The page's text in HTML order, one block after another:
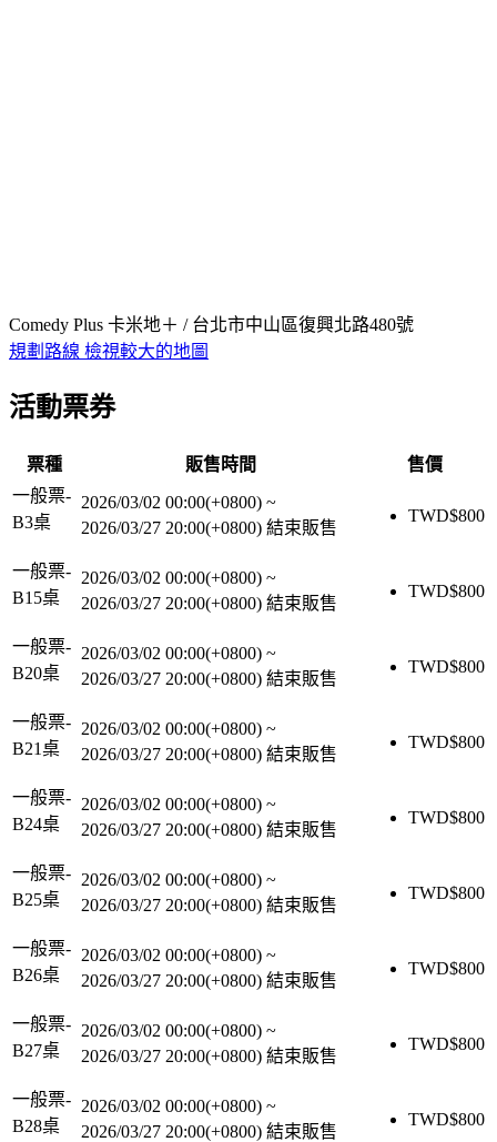
Comedy Plus 卡米地＋ / 台北市中山區復興北路480號
規劃路線 檢視較大的地圖
活動票券
票種 販售時間
售價
一般票-
B3桌
2026/03/02 00:00(+0800) ~
2026/03/27 20:00(+0800) 結束販售
TWD$800
一般票-
B15桌
2026/03/02 00:00(+0800) ~
2026/03/27 20:00(+0800) 結束販售
TWD$800
一般票-
B20桌
2026/03/02 00:00(+0800) ~
2026/03/27 20:00(+0800) 結束販售
TWD$800
一般票-
B21桌
2026/03/02 00:00(+0800) ~
2026/03/27 20:00(+0800) 結束販售
TWD$800
一般票-
B24桌
2026/03/02 00:00(+0800) ~
2026/03/27 20:00(+0800) 結束販售
TWD$800
一般票-
B25桌
2026/03/02 00:00(+0800) ~
2026/03/27 20:00(+0800) 結束販售
TWD$800
一般票-
B26桌
2026/03/02 00:00(+0800) ~
2026/03/27 20:00(+0800) 結束販售
TWD$800
一般票-
B27桌
2026/03/02 00:00(+0800) ~
2026/03/27 20:00(+0800) 結束販售
TWD$800
一般票-
B28桌
2026/03/02 00:00(+0800) ~
2026/03/27 20:00(+0800) 結束販售
TWD$800